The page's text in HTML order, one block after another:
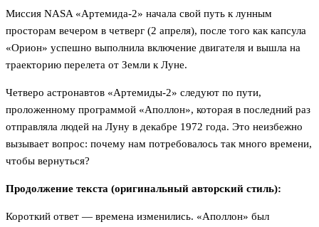
Миссия NASA «Артемида-2» начала свой путь к лунным
просторам вечером в четверг (2 апреля), после того как капсула
«Орион» успешно выполнила включение двигателя и вышла на
траекторию перелета от Земли к Луне.
Четверо астронавтов «Артемиды-2» следуют по пути,
проложенному программой «Аполлон», которая в последний раз
отправляла людей на Луну в декабре 1972 года. Это неизбежно
вызывает вопрос: почему нам потребовалось так много времени,
чтобы вернуться?
Продолжение текста (оригинальный авторский стиль):
Короткий ответ — времена изменились. «Аполлон» был